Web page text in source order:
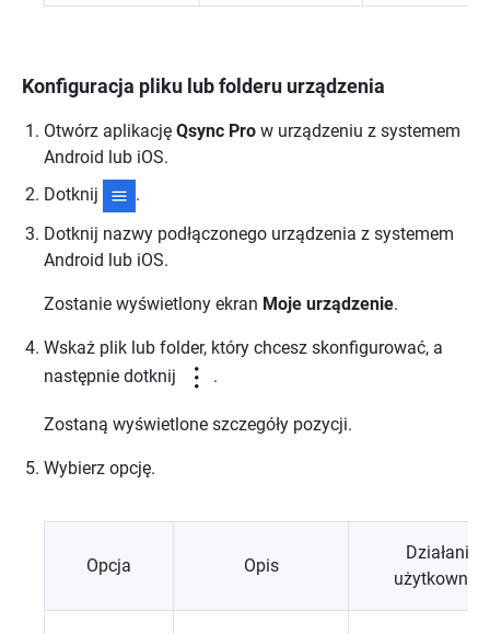
Konfiguracja pliku lub folderu urządzenia
Otwórz aplikację Qsync Pro w urządzeniu z systemem
Android lub iOS.
Dotknij
.
Dotknij nazwy podłączonego urządzenia z systemem
Android lub iOS.
Zostanie wyświetlony ekran Moje urządzenie.
Wskaż plik lub folder, który chcesz skonfigurować, a
następnie dotknij
.
Zostaną wyświetlone szczegóły pozycji.
Wybierz opcję.
Opcja Opis
Działanie
użytkownika